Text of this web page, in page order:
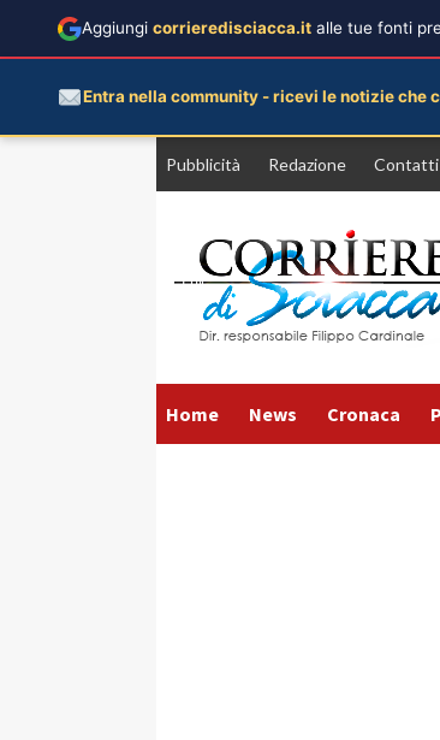
Pubblicità Redazione Contatti
Home News Cronaca
Aggiungi corrieredisciacca.it alle tue fonti
Entra nella community - ricevi le notizie che